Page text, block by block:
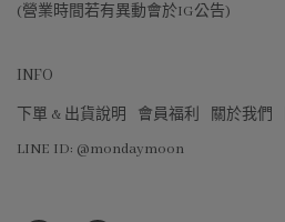
(營業時間若有異動會於IG公告)
INFO
下單 & 出貨說明 會員福利 關於我們
LINE ID: @mondaymoon